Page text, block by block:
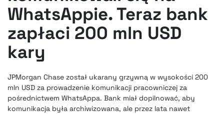
FELIETONY
WYWIADY
LEGAL
PODCASTY
FINTEKEXTRA
OKIEM EKSPERTA
WhatsAppie. Teraz bank
zapłaci 200 mln USD
kary
JPMorgan Chase został ukarany grzywną w wysokości 200
mln USD za prowadzenie komunikacji pracowniczej za
pośrednictwem WhatsAppa. Bank miał dopilnować, aby
komunikacja była archiwizowana, ale przez lata nawet